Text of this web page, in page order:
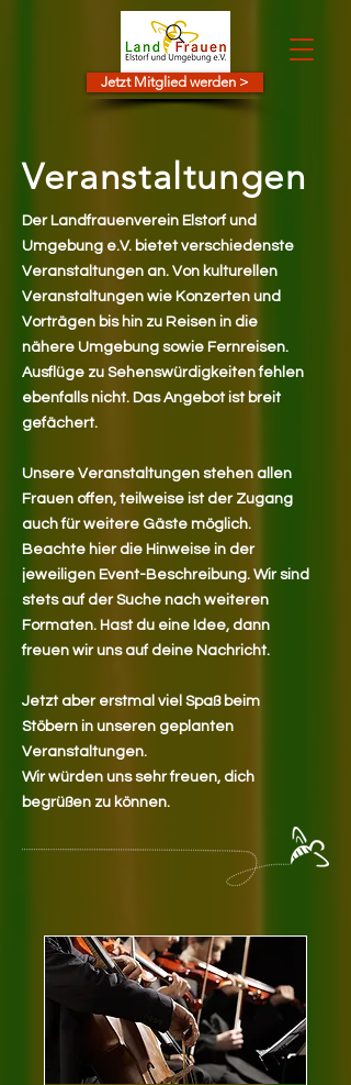
Jetzt Mitglied werden >
Veranstaltungen
Der Landfrauenverein Elstorf und
Umgebung e.V. bietet verschiedenste
Veranstaltungen an. Von kulturellen
Veranstaltungen wie Konzerten und
Vorträgen bis hin zu Reisen in die
nähere Umgebung sowie Fernreisen.
Ausflüge zu Sehenswürdigkeiten fehlen
ebenfalls nicht. Das Angebot ist breit
gefächert.
Unsere Veranstaltungen stehen allen
Frauen offen, teilweise ist der Zugang
auch für weitere Gäste möglich.
Beachte hier die Hinweise in der
jeweiligen Event-Beschreibung. Wir sind
stets auf der Suche nach weiteren
Formaten. Hast du eine Idee, dann
freuen wir uns auf deine Nachricht.
Jetzt aber erstmal viel Spaß beim
Stöbern in unseren geplanten
Veranstaltungen.
Wir würden uns sehr freuen, dich
begrüßen zu können.